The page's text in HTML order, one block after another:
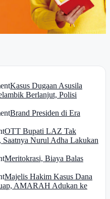
Kasus Dugaan Asusila
Berlanjut, Polisi
Brand Presiden di Era
OTT Bupati LAZ Tak
Saatnya Nurul Adha Lakukan
Meritokrasi, Biaya Balas
Majelis Hakim Kasus Dana
AMARAH Adukan ke